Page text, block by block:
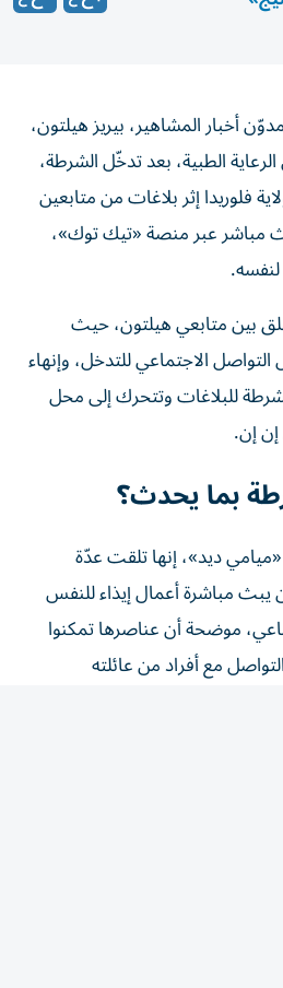
أخبار المشاهير، بيريز هيلتون،
الطبية، بعد تدخّل الشرطة،
فلوريدا إثر بلاغات من متابعين
مباشر عبر منصة «تيك توك»،
بين متابعي هيلتون، حيث
الاجتماعي للتدخل، وإنهاء
للبلاغات وتتحرك إلى محل
إن.
بما يحدث؟
مباشرة أعمال إيذاء للنفس
موضحة أن عناصرها تمكنوا
مع أفراد من عائلته